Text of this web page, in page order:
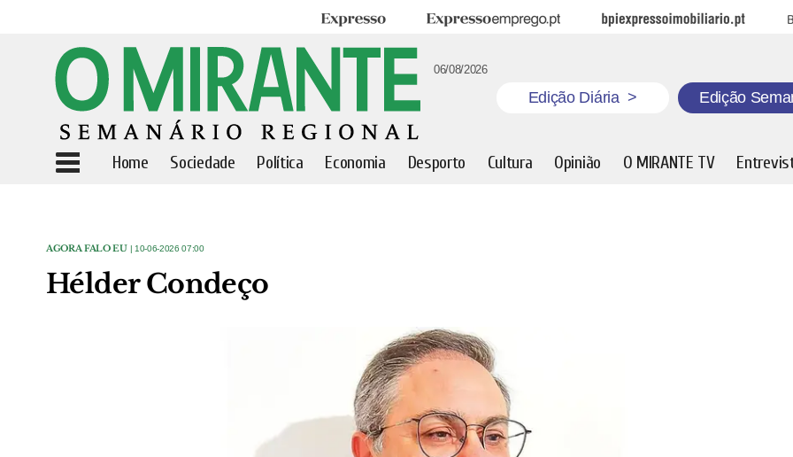
Expresso Expresso Emprego BPI Expresso Imobiliário
06/08/2026
Edição Diária > Edição
Home Sociedade Política Economia Desporto Cultura Opinião O MIRANTE TV
AGORA FALO EU| 10-06-2026 07:00
Hélder Condeço